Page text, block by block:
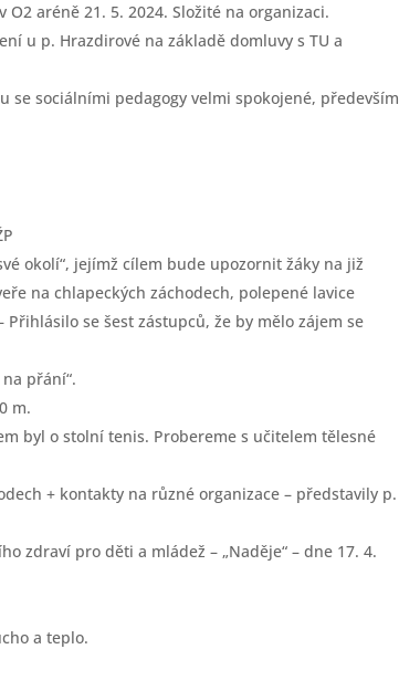
aréně 21. 5. 2024. Složité na organizaci.
u p. Hrazdirové na základě domluvy s TU a
se sociálními pedagogy velmi spokojené, především
okolí“, jejímž cílem bude upozornit žáky na již
na chlapeckých záchodech, polepené lavice
se šest zástupců, že by mělo zájem se
přání“.
m.
byl o stolní tenis. Probereme s učitelem tělesné
+ kontakty na různé organizace – představily p.
zdraví pro děti a mládež – „Naděje“ – dne 17. 4.
a teplo.